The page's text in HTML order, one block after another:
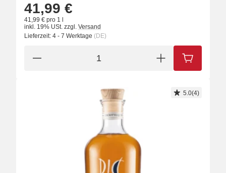
41,99 €
41,99 € pro 1 l
inkl. 19% USt. zzgl. Versand
Lieferzeit: 4 - 7 Werktage (DE)
IN DEN
5.0(4)